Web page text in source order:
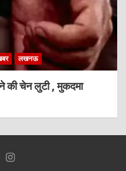
लखनऊ
की चेन लुटी , मुकदमा